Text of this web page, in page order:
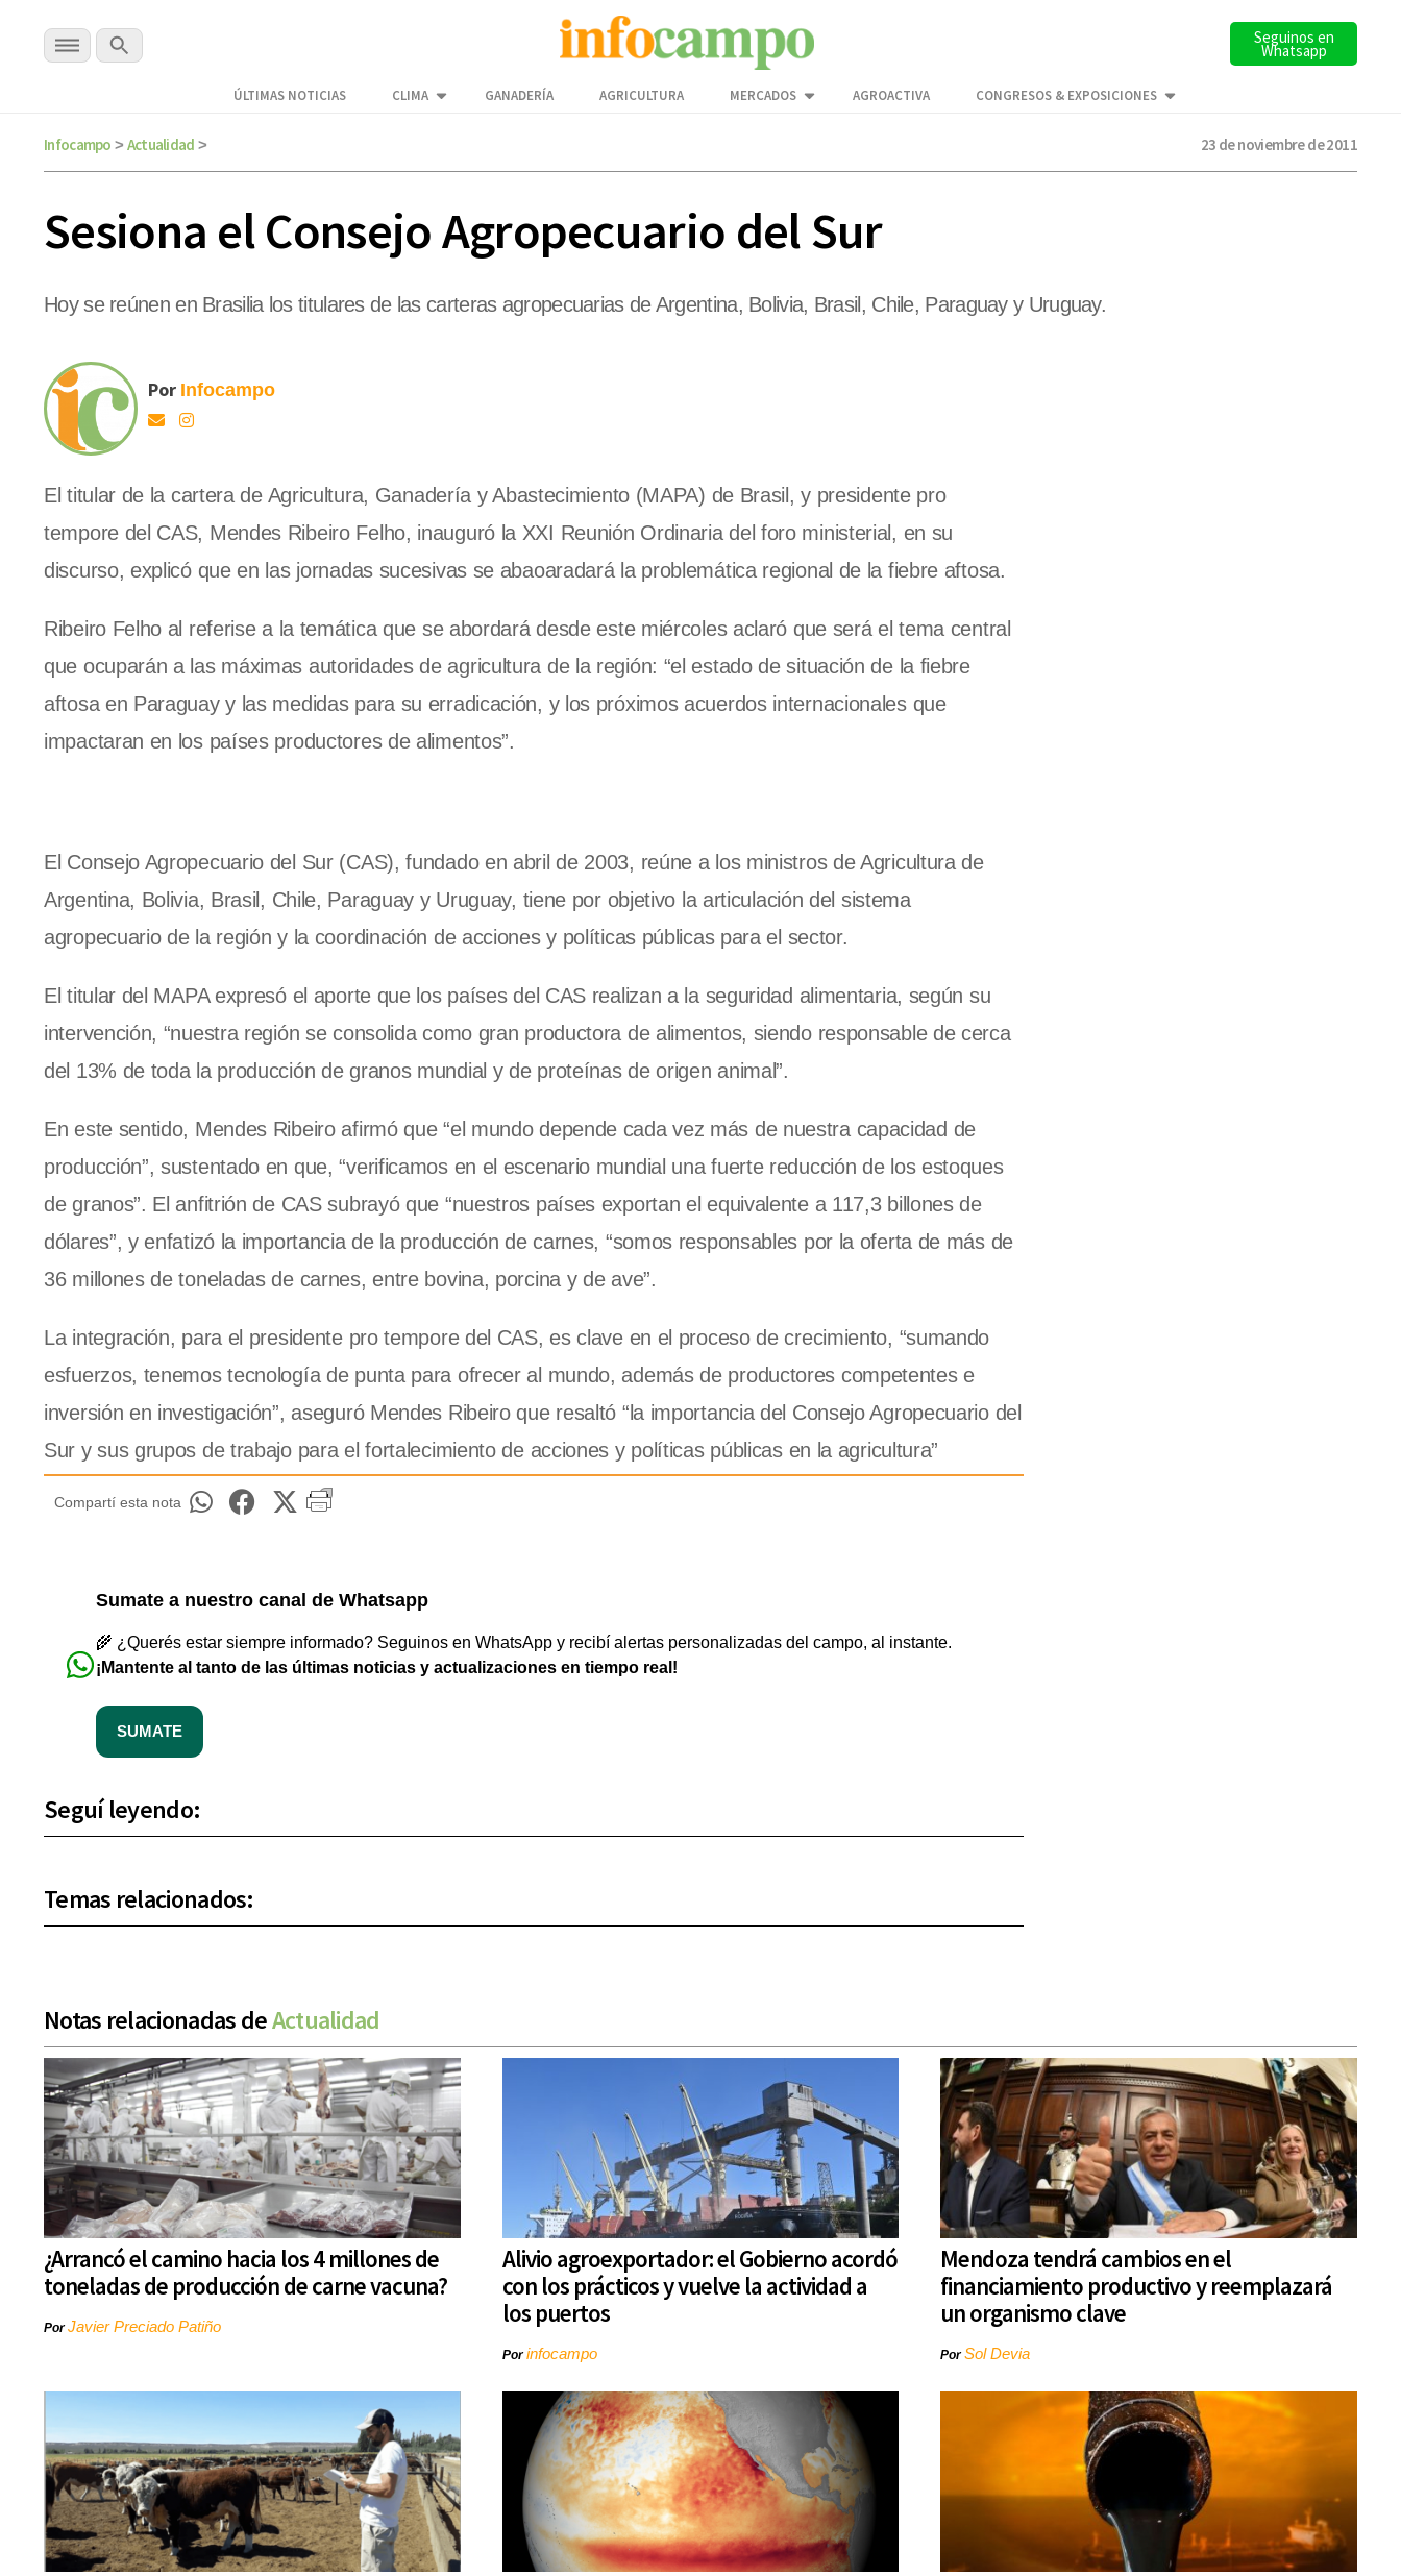
Seguinos en
Whatsapp
ÚLTIMAS NOTICIAS CLIMA GANADERÍA AGRICULTURA MERCADOS AGROACTIVA CONGRESOS & EXPOSICIONES
Infocampo > Actualidad > 23 de noviembre de 2011
Sesiona el Consejo Agropecuario del Sur
Hoy se reúnen en Brasilia los titulares de las carteras agropecuarias de Argentina, Bolivia, Brasil, Chile, Paraguay y Uruguay.
Por Infocampo
El titular de la cartera de Agricultura, Ganadería y Abastecimiento (MAPA) de Brasil, y presidente pro
tempore del CAS, Mendes Ribeiro Felho, inauguró la XXI Reunión Ordinaria del foro ministerial, en su
discurso, explicó que en las jornadas sucesivas se abaoaradará la problemática regional de la fiebre aftosa.
Ribeiro Felho al referise a la temática que se abordará desde este miércoles aclaró que será el tema central
que ocuparán a las máximas autoridades de agricultura de la región: “el estado de situación de la fiebre
aftosa en Paraguay y las medidas para su erradicación, y los próximos acuerdos internacionales que
impactaran en los países productores de alimentos”.
El Consejo Agropecuario del Sur (CAS), fundado en abril de 2003, reúne a los ministros de Agricultura de
Argentina, Bolivia, Brasil, Chile, Paraguay y Uruguay, tiene por objetivo la articulación del sistema
agropecuario de la región y la coordinación de acciones y políticas públicas para el sector.
El titular del MAPA expresó el aporte que los países del CAS realizan a la seguridad alimentaria, según su
intervención, “nuestra región se consolida como gran productora de alimentos, siendo responsable de cerca
del 13% de toda la producción de granos mundial y de proteínas de origen animal”.
En este sentido, Mendes Ribeiro afirmó que “el mundo depende cada vez más de nuestra capacidad de
producción”, sustentado en que, “verificamos en el escenario mundial una fuerte reducción de los estoques
de granos”. El anfitrión de CAS subrayó que “nuestros países exportan el equivalente a 117,3 billones de
dólares”, y enfatizó la importancia de la producción de carnes, “somos responsables por la oferta de más de
36 millones de toneladas de carnes, entre bovina, porcina y de ave”.
La integración, para el presidente pro tempore del CAS, es clave en el proceso de crecimiento, “sumando
esfuerzos, tenemos tecnología de punta para ofrecer al mundo, además de productores competentes e
inversión en investigación”, aseguró Mendes Ribeiro que resaltó “la importancia del Consejo Agropecuario del
Sur y sus grupos de trabajo para el fortalecimiento de acciones y políticas públicas en la agricultura”
Compartí esta nota
Sumate a nuestro canal de Whatsapp
🌾 ¿Querés estar siempre informado? Seguinos en WhatsApp y recibí alertas personalizadas del campo, al instante.
¡Mantente al tanto de las últimas noticias y actualizaciones en tiempo real!
SUMATE
Seguí leyendo:
Temas relacionados:
Notas relacionadas deActualidad
¿Arrancó el camino hacia los 4 millones de
toneladas de producción de carne vacuna?
PorJavier Preciado Patiño
Alivio agroexportador: el Gobierno acordó
con los prácticos y vuelve la actividad a
los puertos
Porinfocampo
Mendoza tendrá cambios en el
financiamiento productivo y reemplazará
un organismo clave
PorSol Devia